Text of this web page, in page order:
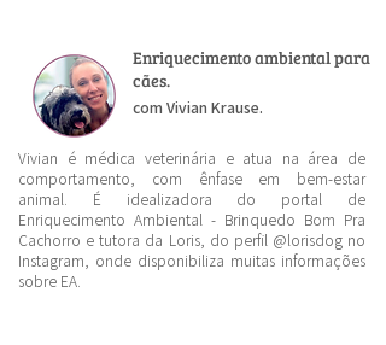
Enriquecimento ambiental para
cães.
com Vivian Krause.
Vivian é médica veterinária e atua na área de
comportamento, com ênfase em bem-estar
animal. É idealizadora do portal de
Enriquecimento Ambiental - Brinquedo Bom Pra
Cachorro e tutora da Loris, do perfil @lorisdog no
Instagram, onde disponibiliza muitas informações
sobre EA.